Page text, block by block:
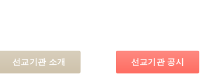
선교기관 소개 선교기관 공시